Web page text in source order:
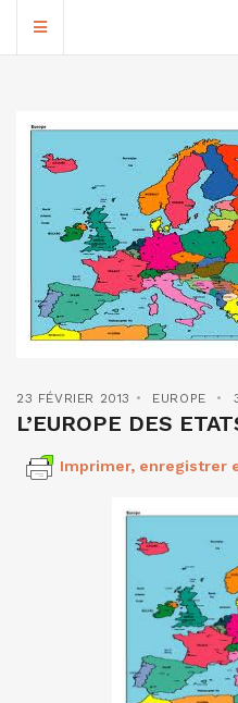
23 FÉVRIER 2013 EUROPE
L’EUROPE DES
Imprimer, enregistrer